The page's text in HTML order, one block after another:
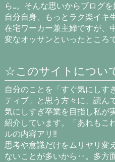
ら…。そんな思いからブログを
自分自身、もっとラク楽イ
在宅ワーカー兼主婦ですが、
変なオッサンといったところ
☆このサイトについ
自分のことを「すぐ気にしす
ティブ」と思う方々に、読ん
気にしすぎ卒業を目指し私が
紹介しています。「あれもこ
ルの内容アリ‼
思考や意識だけをムリヤリ変
ないことが多いから‥。多方